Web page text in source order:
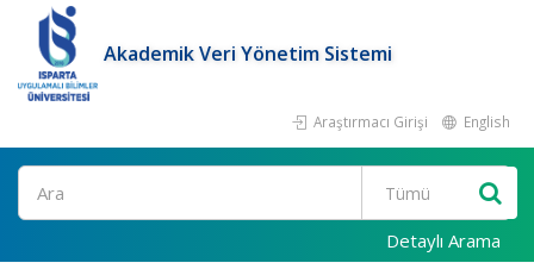
Akademik Veri Yönetim Sistemi
Araştırmacı Girişi English
Ara
Detaylı Arama